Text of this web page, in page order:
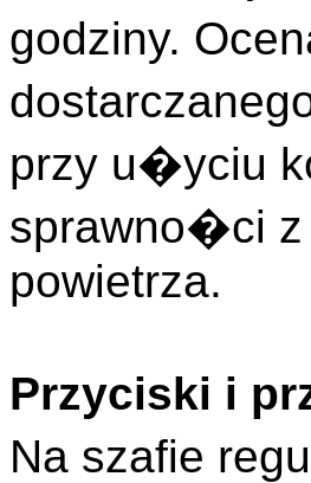
godziny.
przy u�yciu
sprawno�ci z
powietrza.
Przyciski i
Na szafie